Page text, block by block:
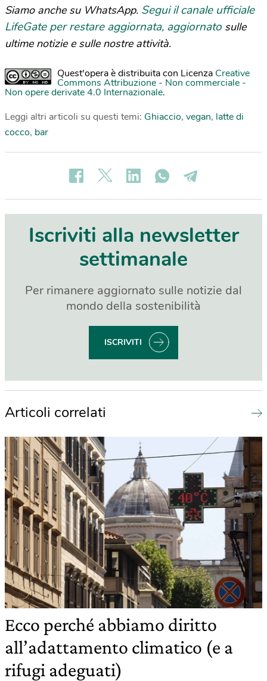
Siamo anche su WhatsApp. Segui il canale ufficiale
LifeGate per restare aggiornata, aggiornato sulle
ultime notizie e sulle nostre attività.
Quest'opera è distribuita con Licenza Creative
Commons Attribuzione - Non commerciale -
Non opere derivate 4.0 Internazionale.
Leggi altri articoli su questi temi: Ghiaccio, vegan, latte di
cocco, bar
Iscriviti alla newsletter
settimanale
Per rimanere aggiornato sulle notizie dal
mondo della sostenibilità
ISCRIVITI
Articoli correlati
Ecco perché abbiamo diritto
all’adattamento climatico (e a
rifugi adeguati)